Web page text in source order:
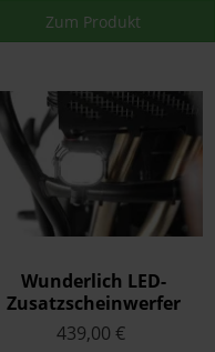
Zum Produkt
Wunderlich LED-
Zusatzscheinwerfer
Microflooter für
439,00 €